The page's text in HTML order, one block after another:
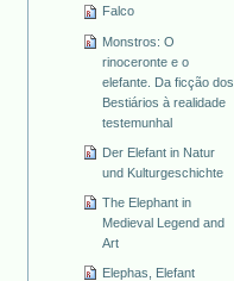
Falco
Monstros: O
rinoceronte e o
elefante. Da ficção dos
Bestiários à realidade
testemunhal
Der Elefant in Natur
und Kulturgeschichte
The Elephant in
Medieval Legend and
Art
Elephas, Elefant